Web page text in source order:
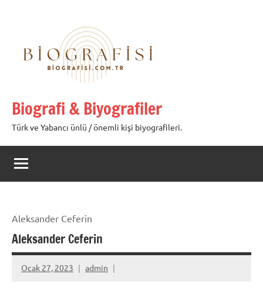
Biografi & Biyografiler
Türk ve Yabancı ünlü / önemli kişi biyografileri.
Aleksander Ceferin
Aleksander Ceferin
Ocak 27, 2023 admin